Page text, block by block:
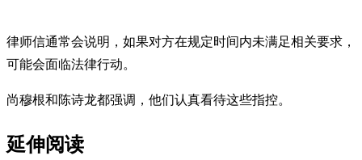
律师信通常会说明，如果对方在规定时间内未满足相关要求，
可能会面临法律行动。
尚穆根和陈诗龙都强调，他们认真看待这些指控。
延伸阅读